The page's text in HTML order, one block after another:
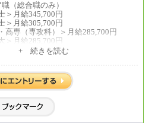
（総合職のみ）
＞月給345,700円
＞月給305,700円
高専（専攻科）＞月給285,700円
＞月給285,700円
博士＞月給：305,700円（総合職）
給：285,700円（総合職）／253,10
+ 続きを読む